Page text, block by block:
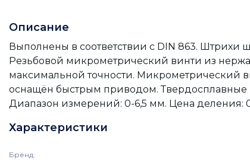
Описание
Выполнены в соответствии с DIN 863.
Резьбовой микрометрический винти из
максимальной точности. Микрометрический
оснащён быстрым приводом. Твердосплавные
Диапазон измерений: 0-6,5 мм. Цена деления:
Характеристики
Бренд: